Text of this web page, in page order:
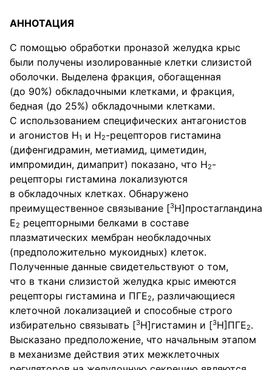
АННОТАЦИЯ
С помощью обработки проназой желудка крыс
были получены изолированные клетки слизистой
оболочки. Выделена фракция, обогащенная
(до 90%) обкладочными клетками, и фракция,
бедная (до 25%) обкладочными клетками.
С использованием специфических антагонистов
и агонистов H1 и H2-рецепторов гистамина
(дифенгидрамин, метиамид, циметидин,
импромидин, димаприт) показано, что H2-
рецепторы гистамина локализуются
в обкладочных клетках. Обнаружено
преимущественное связывание [3H]простагландина
E2 рецепторными белками в составе
плазматических мембран необкладочных
(предположительно мукоидных) клеток.
Полученные данные свидетельствуют о том,
что в ткани слизистой желудка крыс имеются
рецепторы гистамина и ПГЕ2, различающиеся
клеточной локализацией и способные строго
избирательно связывать [3H]гистамин и [3H]ПГЕ2.
Высказано предположение, что начальным этапом
в механизме действия этих межклеточных